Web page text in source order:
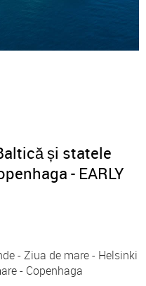
și statele
- EARLY
- Ziua de mare - Helsinki
- Copenhaga